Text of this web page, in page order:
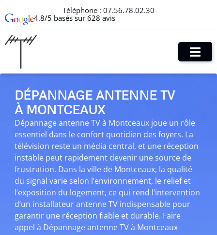
Téléphone : 07.56.78.02.30
4.8/5 basés sur 628 avis
DÉPANNAGE ANTENNE TV
À MONTCEAUX
Dépannage antenne TV à Montceaux joue un rôle
essentiel dans le confort quotidien des foyers. La
télévision reste un média central, et une réception
instable peut rapidement devenir une source de
frustration. Dans la ville de Montceaux, la qualité
du signal varie selon l’environnement, le relief et
l’exposition du logement, ce qui rend l’intervention
d’un installateur antenne TV indispensable pour
garantir une réception fiable et durable. Faire
appel à Dépannage antenne TV à Montceaux